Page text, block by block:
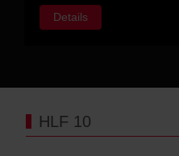
Details
HLF 10